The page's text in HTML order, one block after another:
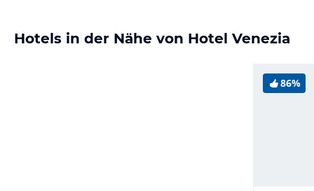
Hotels in der Nähe von Hotel Venezia
86%